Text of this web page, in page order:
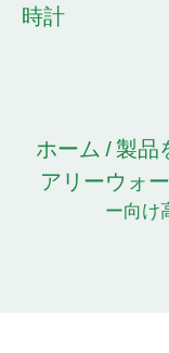
ホーム /製品
アリーウォ
ー向け